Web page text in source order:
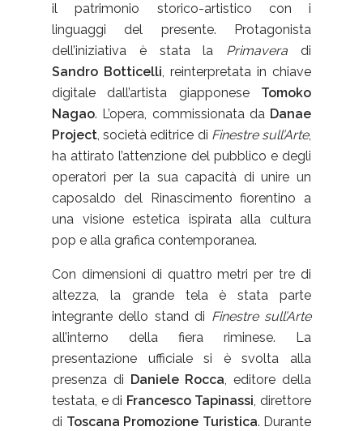
il patrimonio storico-artistico con i
linguaggi del presente. Protagonista
dell’iniziativa è stata la Primavera di
Sandro Botticelli, reinterpretata in chiave
digitale dall’artista giapponese Tomoko
Nagao. L’opera, commissionata da Danae
Project, società editrice di Finestre sull’Arte,
ha attirato l’attenzione del pubblico e degli
operatori per la sua capacità di unire un
caposaldo del Rinascimento fiorentino a
una visione estetica ispirata alla cultura
pop e alla grafica contemporanea.
Con dimensioni di quattro metri per tre di
altezza, la grande tela è stata parte
integrante dello stand di Finestre sull’Arte
all’interno della fiera riminese. La
presentazione ufficiale si è svolta alla
presenza di Daniele Rocca, editore della
testata, e di Francesco Tapinassi, direttore
di Toscana Promozione Turistica. Durante